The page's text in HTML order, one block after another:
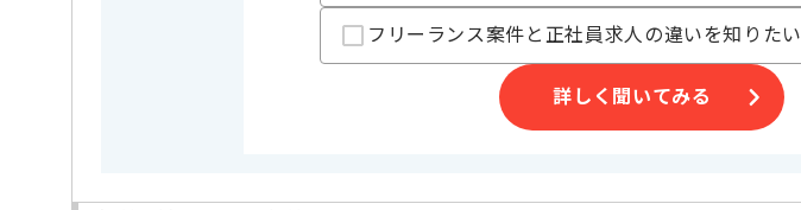
フリーランス案件と正社員求人の違いを知りたい
詳しく聞いてみる